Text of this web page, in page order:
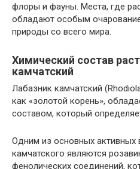
флоры и фауны. Места, где
обладают особым
природы со всего мира.
Химический состав
камчатский
Лабазник камчатский
как «золотой корень»,
составом, который
Одним из основных активных
камчатского являются
фенолических соединений,